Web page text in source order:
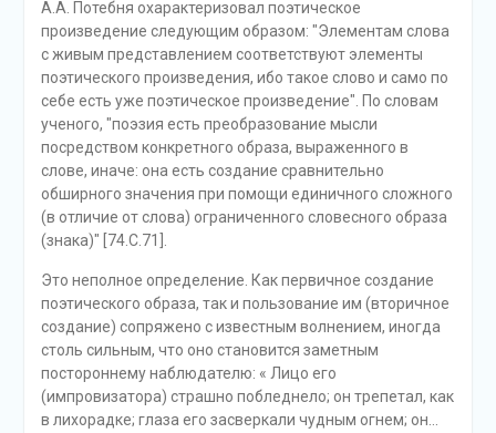
А.А. Потебня охарактеризовал поэтическое
произведение следующим образом: "Элементам слова
с живым представлением соответствуют элементы
поэтического произведения, ибо такое слово и само по
себе есть уже поэтическое произведение". По словам
ученого, "поэзия есть преобразование мысли
посредством конкретного образа, выраженного в
слове, иначе: она есть создание сравнительно
обширного значения при помощи единичного сложного
(в отличие от слова) ограниченного словесного образа
(знака)" [74.С.71].
Это неполное определение. Как первичное создание
поэтического образа, так и пользование им (вторичное
создание) сопряжено с известным волнением, иногда
столь сильным, что оно становится заметным
постороннему наблюдателю: « Лицо его
(импровизатора) страшно побледнело; он трепетал, как
в лихорадке; глаза его засверкали чудным огнем; он...